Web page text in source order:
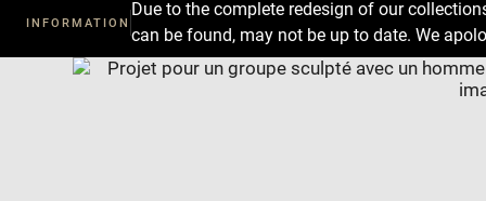
INFORMATION
Due to the complete redesign of our
can be found, may not be up to date. We
Download
Next
Previous